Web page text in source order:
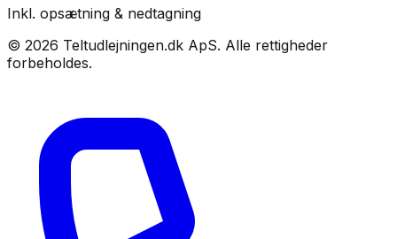
Inkl. opsætning & nedtagning
© 2026 Teltudlejningen.dk ApS. Alle rettigheder
forbeholdes.